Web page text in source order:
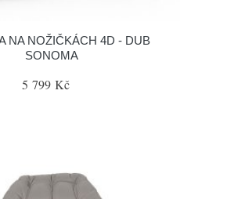
NA NOŽIČKÁCH 4D - DUB
SONOMA
5 799 Kč